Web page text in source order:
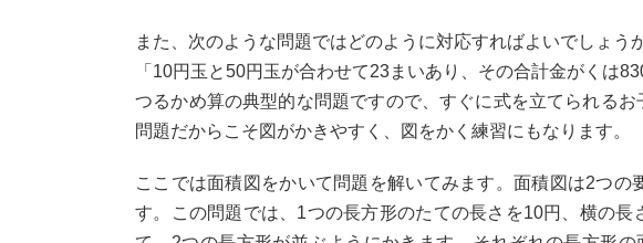
また、次のような問題ではどのように対応すればよいでしょうか
「10円玉と50円玉が合わせて23まいあり、その合計金がくは
つるかめ算の典型的な問題ですので、すぐに式を立てられる
問題だからこそ図がかきやすく、図をかく練習にもなります。
ここでは面積図をかいて問題を解いてみます。面積図は2つ
す。この問題では、1つの長方形のたての長さを10円、横の